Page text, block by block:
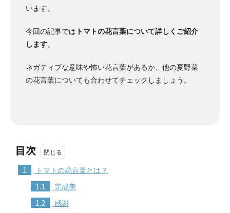
います。
今回の記事では トマトの花言葉について詳しくご紹介
します。
ネガティブな意味や怖い花言葉があるか、他の夏野菜
の花言葉についても合わせてチェックしましょう。
目次
1 トマトの花言葉とは？
1.1 完成美
1.2 感謝